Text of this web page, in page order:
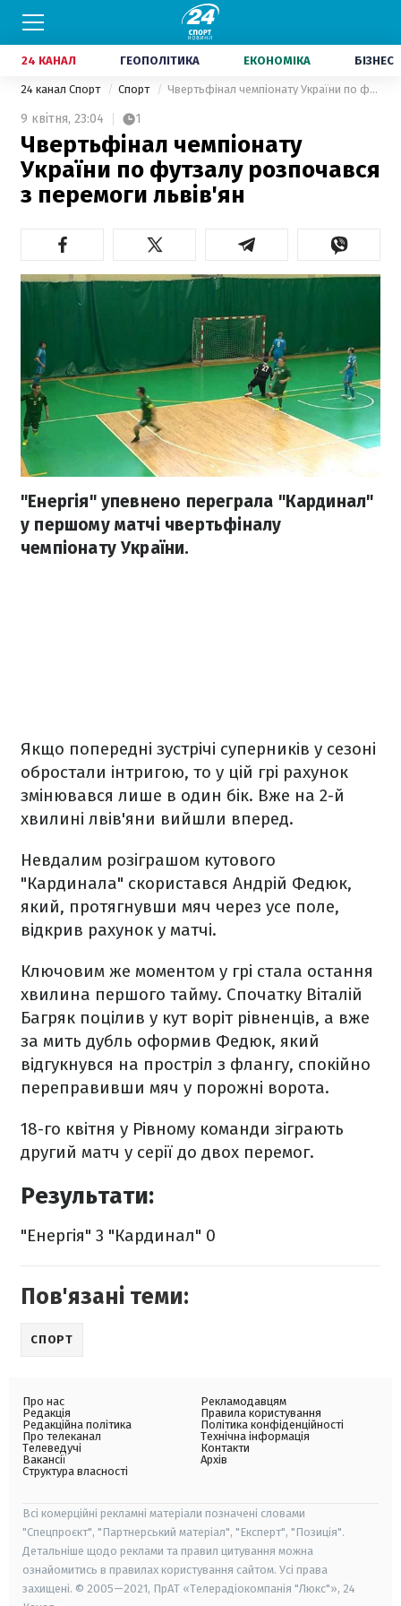
24 КАНАЛ ГЕОПОЛІТИКА ЕКОНОМІКА БІЗНЕС
24 канал Спорт Спорт Чвертьфінал чемпіонату України по футзалу розпочався з перемоги львів'ян
9 квітня, 23:04 1
Чвертьфінал чемпіонату
України по футзалу розпочався
з перемоги львів'ян
"Енергія" упевнено переграла "Кардинал"
у першому матчі чвертьфіналу
чемпіонату України.
Якщо попередні зустрічі суперників у сезоні
обростали інтригою, то у цій грі рахунок
змінювався лише в один бік. Вже на 2-й
хвилині лвів'яни вийшли вперед.
Невдалим розіграшом кутового
"Кардинала" скористався Андрій Федюк,
який, протягнувши мяч через усе поле,
відкрив рахунок у матчі.
Ключовим же моментом у грі стала остання
хвилина першого тайму. Спочатку Віталій
Багряк поцілив у кут воріт рівненців, а вже
за мить дубль оформив Федюк, який
відгукнувся на простріл з флангу, спокійно
переправивши мяч у порожні ворота.
18-го квітня у Рівному команди зіграють
другий матч у серії до двох перемог.
Результати:
"Енергія" 3 "Кардинал" 0
Пов'язані теми:
СПОРТ
Про нас
Редакція
Редакційна політика
Про телеканал
Телеведучі
Вакансії
Структура власності
Рекламодавцям
Правила користування
Політика конфіденційності
Технічна інформація
Контакти
Архів
Всі комерційні рекламні матеріали позначені словами
"Спецпроєкт", "Партнерський матеріал", "Експерт", "Позиція".
Детальніше щодо реклами та правил цитування можна
ознайомитись в правилах користування сайтом. Усі права
захищені. © 2005—2021, ПрАТ «Телерадіокомпанія "Люкс"», 24